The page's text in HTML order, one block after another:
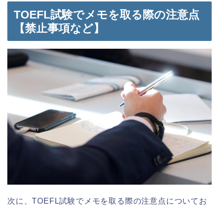
TOEFL試験でメモを取る際の注意点
【禁止事項など】
次に、TOEFL試験でメモを取る際の注意点についてお